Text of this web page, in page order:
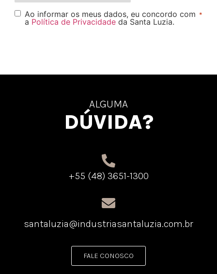
Ao informar os meus dados, eu concordo com
a Política de Privacidade da Santa Luzia.
*
ALGUMA
DÚVIDA?
+55 (48) 3651-1300
santaluzia@industriasantaluzia.com.br
FALE CONOSCO